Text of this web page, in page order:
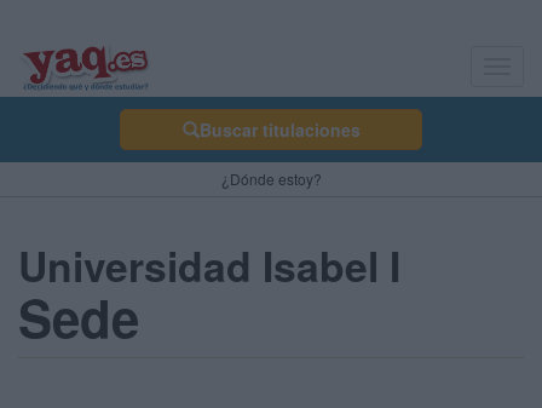
Buscar titulaciones
¿Dónde estoy?
Universidad Isabel I
Sede